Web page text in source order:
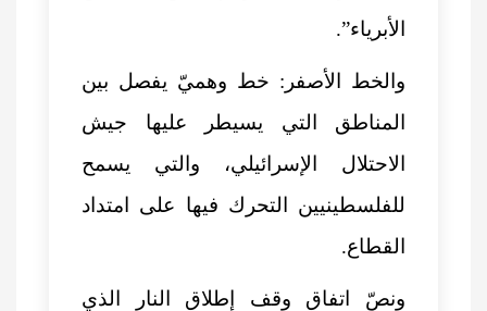
الأبرياء”.
والخط الأصفر: خط وهميّ يفصل بين
المناطق التي يسيطر عليها جيش
الاحتلال الإسرائيلي، والتي يسمح
للفلسطينيين التحرك فيها على امتداد
القطاع.
ونصّ اتفاق وقف إطلاق النار الذي